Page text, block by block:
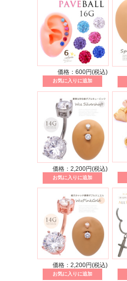
価格：600円(税込)
価格：2,200円(税込)
価格：2,200円(税込)